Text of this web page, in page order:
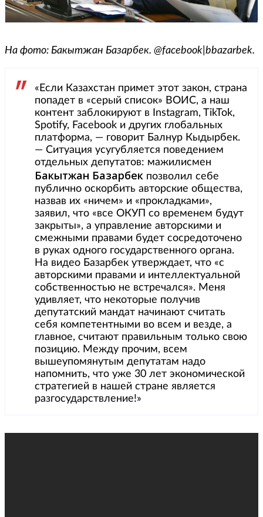
На фото: Бакытжан Базарбек. @facebook|bbazarbek.
«Если Казахстан примет этот закон, страна
попадет в «серый список» ВОИС, а наш
контент заблокируют в Instagram, TikTok,
Spotify, Facebook и других глобальных
платформа, — говорит Балнур Кыдырбек.
— Ситуация усугубляется поведением
отдельных депутатов: мажилисмен
Бакытжан Базарбек позволил себе
публично оскорбить авторские общества,
назвав их «ничем» и «прокладками»,
заявил, что «все ОКУП со временем будут
закрыты», а управление авторскими и
смежными правами будет сосредоточено
в руках одного государственного органа.
На видео Базарбек утверждает, что «с
авторскими правами и интеллектуальной
собственностью не встречался». Меня
удивляет, что некоторые получив
депутатский мандат начинают считать
себя компетентными во всем и везде, а
главное, считают правильным только свою
позицию. Между прочим, всем
вышеупомянутым депутатам надо
напомнить, что уже 30 лет экономической
стратегией в нашей стране является
разгосударствление!»